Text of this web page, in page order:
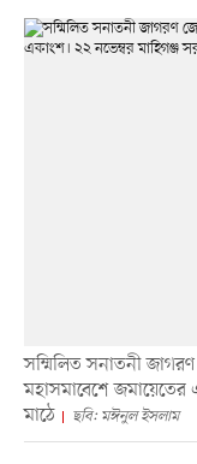
সম্মিলিত সনাতনী
মহাসমাবেশে জমায়েতের
মাঠে
ছবি: মঈনুল ইসলাম